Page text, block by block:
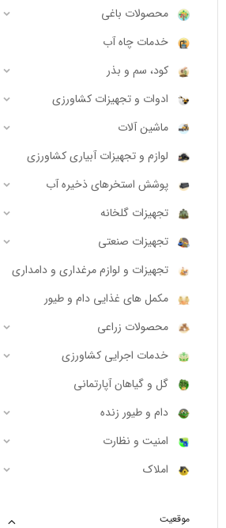
محصولات باغی
خدمات چاه آب
کود، سم و بذر
ادوات و تجهیزات کشاورزی
ماشین آلات
لوازم و تجهیزات آبیاری کشاورزی
پوشش استخرهای ذخیره آب
تجهیزات گلخانه
تجهیزات صنعتی
تجهیزات و لوازم مرغداری و دامداری
مکمل های غذایی دام و طیور
محصولات زراعی
خدمات اجرایی کشاورزی
گل و گیاهان آپارتمانی
دام و طیور زنده
امنیت و نظارت
املاک
موقعیت